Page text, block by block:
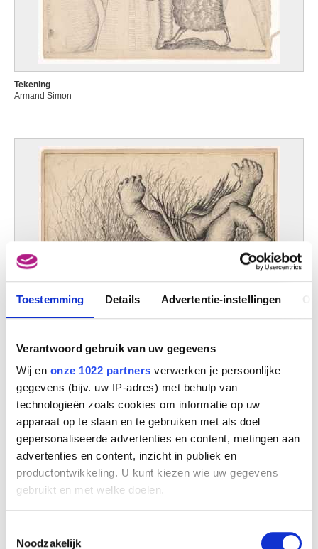
Toestemming Details Advertentie-instellingen
Verantwoord gebruik van uw gegevens
Wij en onze 1022 partners verwerken je persoonlijke
gegevens (bijv. uw IP-adres) met behulp van
technologieën zoals cookies om informatie op uw
apparaat op te slaan en te gebruiken met als doel
gepersonaliseerde advertenties en content, metingen aan
advertenties en content, inzicht in publiek en
productontwikkeling. U kunt kiezen wie uw gegevens
gebruikt en met welke doelen.
Informatie verzamelen over uw geografische
Noodzakelijk
Tekening
Armand Simon
Tekening